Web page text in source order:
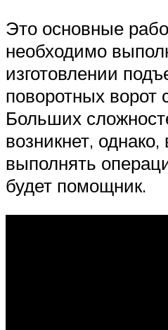
Это основные
необходимо
изготовлении
поворотных ворот
Больших
возникнет,
выполнять
будет помощник.